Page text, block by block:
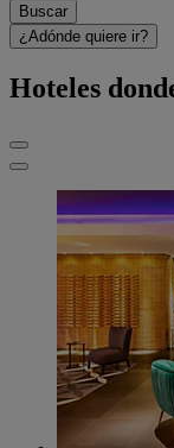
Buscar
¿Adónde quiere ir?
Hoteles